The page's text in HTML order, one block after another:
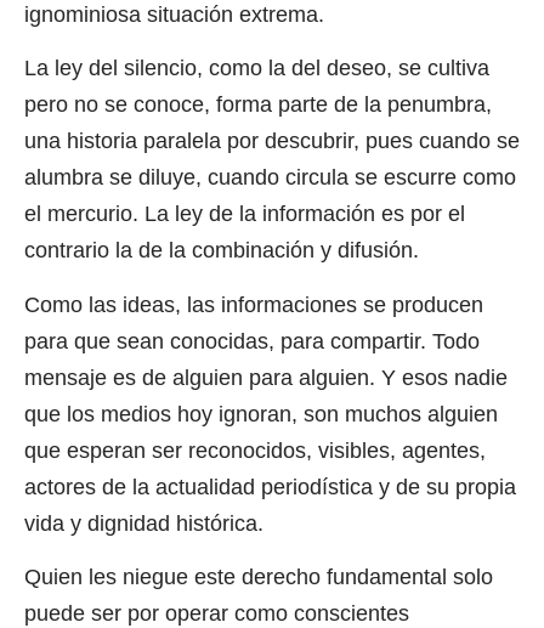
ignominiosa situación extrema.
La ley del silencio, como la del deseo, se cultiva
pero no se conoce, forma parte de la penumbra,
una historia paralela por descubrir, pues cuando se
alumbra se diluye, cuando circula se escurre como
el mercurio. La ley de la información es por el
contrario la de la combinación y difusión.
Como las ideas, las informaciones se producen
para que sean conocidas, para compartir. Todo
mensaje es de alguien para alguien. Y esos nadie
que los medios hoy ignoran, son muchos alguien
que esperan ser reconocidos, visibles, agentes,
actores de la actualidad periodística y de su propia
vida y dignidad histórica.
Quien les niegue este derecho fundamental solo
puede ser por operar como conscientes